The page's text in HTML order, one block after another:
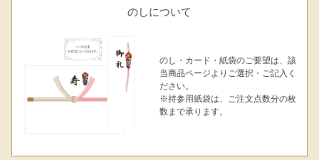
シーン別特集
お中元ハムギフ
のしについて
のし・カード・紙袋のご要望は、該
当商品ページよりご選択・ご記入く
ださい。
※持参用紙袋は、ご注文点数分の枚
数まで承ります。